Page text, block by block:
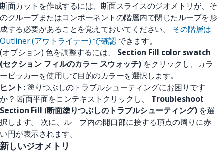
断面カットを作成するには、断面スライスのジオメトリが、そ
のグループまたはコンポーネントの階層内で閉じたループを形
成する必要があることを覚えておいてください。 その階層は
Outliner (アウトライナー) で確認 できます。
(オプション) 色を調整するには、 Section Fill color swatch
(セクション フィルのカラー スウォッチ) をクリックし、カラ
ーピッカーを使用して目的のカラーを選択します。
ヒント:塗りつぶしのトラブルシューティングにお困りです
か？ 断面平面をコンテキストクリックし、 Troubleshoot
Section Fill (断面塗りつぶしのトラブルシューティング) を選
択します。 次に、ループ内の開口部に接する頂点の周りに赤
い円が表示されます。
新しいジオメトリ